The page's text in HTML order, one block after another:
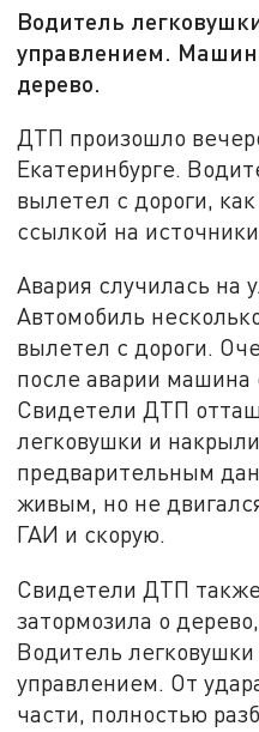
Водитель
управлением.
дерево.
ДТП произошло
Екатеринбурге.
вылетел с дороги,
ссылкой на
Авария случилась на
Автомобиль
вылетел с дороги.
после аварии машина
Свидетели ДТП
легковушки и
предварительным
живым, но не
ГАИ и скорую.
Свидетели ДТП
затормозила о
Водитель
управлением. От
части, полностью